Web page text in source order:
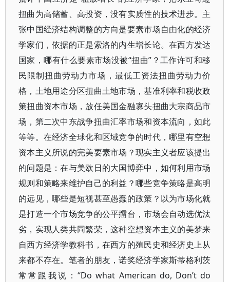
扭曲为高储蓄、高投资，没有实质性的技术进步。主
张中国经济结构调整的方向是要素市场自由化的经济
学家们，依据的正是索洛的内生增长论。在西方发达
国家，哪有什么要素市场没被“扭曲”？工作许可和移
民限制扭曲劳动力市场，最低工资法扭曲劳动力价
格，土地用途分区扭曲土地市场，基准利率和税收政
策扭曲资本市场，放任美国金融寡头扭曲大宗商品市
场，第二次中东战争扭曲汇率市场和资本流向，如此
等等。在经济全球化和区域竞争的时代，哪里有空想
资本主义所说的完美要素市场？现实主义者应该提出
的问题是：在与美欧日的大国博弈中，如何利用市场
规则和策略来维护自己的利益？哪些竞争策略是高明
的远见，哪些是短视甚至愚蠢的政策？以为市场化就
是打造一个市场竞争的公平擂台，市场会自动选优汰
劣，实现人类共同繁荣，这种空想资本主义的美梦来
自西方经济学教科书，在西方的殖民史和经济史上从
来都不存在。笔者的朋友，诺奖经济学家斯蒂格利茨
常常跟我说：“Do what American do, Don’t do